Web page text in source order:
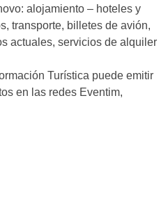
alojamiento – hoteles y
transporte, billetes de avión,
actuales, servicios de alquiler
Turística puede emitir
en las redes Eventim,